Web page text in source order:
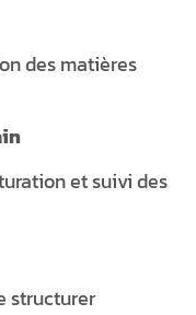
des matières
et suivi des
structurer